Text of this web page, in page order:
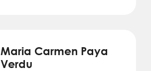
Maria Carmen Paya
Verdu